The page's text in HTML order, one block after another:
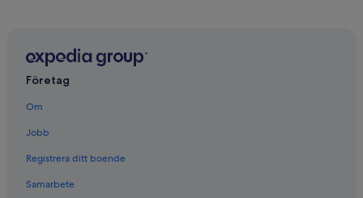
Företag
Om
Jobb
Registrera ditt boende
Samarbete